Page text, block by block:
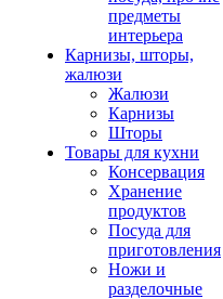
предметы
интерьера
Карнизы, шторы,
жалюзи
Жалюзи
Карнизы
Шторы
Товары для кухни
Консервация
Хранение
продуктов
Посуда для
приготовления
Ножи и
разделочные